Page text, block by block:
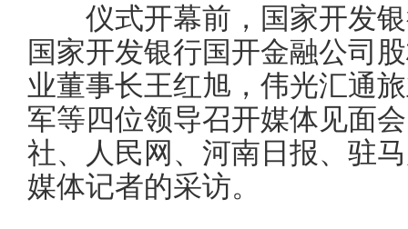
仪式开幕前，国家开发银
国家开发银行国开金融公司
业董事长王红旭，伟光汇通
军等四位领导召开媒体见面
社、人民网、河南日报、驻
媒体记者的采访。